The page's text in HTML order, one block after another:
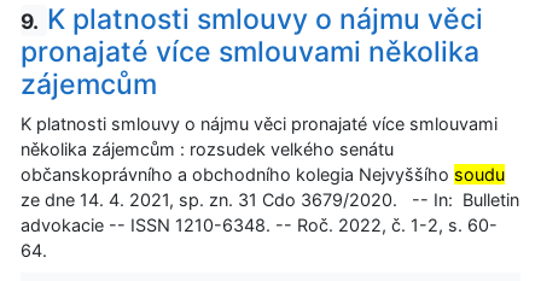
9. K platnosti smlouvy o nájmu věci
pronajaté více smlouvami několika
zájemcům
K platnosti smlouvy o nájmu věci pronajaté více smlouvami
několika zájemcům : rozsudek velkého senátu
občanskoprávního a obchodního kolegia Nejvyššího soudu
ze dne 14. 4. 2021, sp. zn. 31 Cdo 3679/2020. -- In: Bulletin
advokacie -- ISSN 1210-6348. -- Roč. 2022, č. 1-2, s. 60-
64.